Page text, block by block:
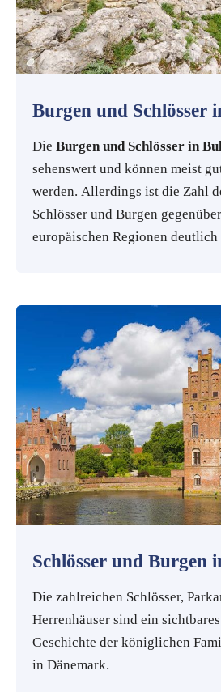
Burgen und Schlösser
Die Burgen und Schlösser in
sehenswert und können meist
werden. Allerdings ist die Zahl
Schlösser und Burgen
europäischen Regionen deutlich
Schlösser und Burgen
Die zahlreichen Schlösser,
Herrenhäuser sind ein
Geschichte der königlichen
in Dänemark.